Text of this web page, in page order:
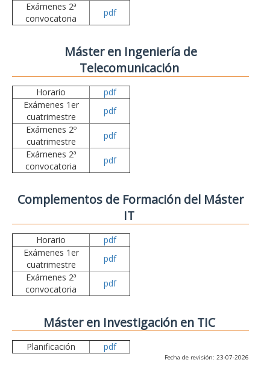
Exámenes 2ª
convocatoria
pdf
Máster en Ingeniería de
Telecomunicación
Horario
pdf
Exámenes 1er
cuatrimestre
pdf
Exámenes 2º
cuatrimestre
pdf
Exámenes 2ª
convocatoria
pdf
Complementos de Formación del Máster
IT
Horario
pdf
Exámenes 1er
cuatrimestre
pdf
Exámenes 2ª
convocatoria
pdf
Máster en Investigación en TIC
Planificación pdf
Fecha de revisión: 23-07-2026